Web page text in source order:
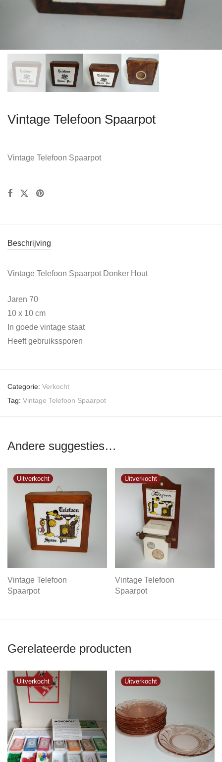
Vintage Telefoon Spaarpot
Vintage Telefoon Spaarpot
Beschrijving
Vintage Telefoon Spaarpot Donker Hout
Jaren 70
10 x 10 cm
In goede vintage staat
Heeft gebruikssporen
Categorie: Verkocht
Tag: Vintage Telefoon Spaarpot
Andere suggesties…
Vintage Telefoon
Spaarpot
Vintage Telefoon
Spaarpot
Gerelateerde producten